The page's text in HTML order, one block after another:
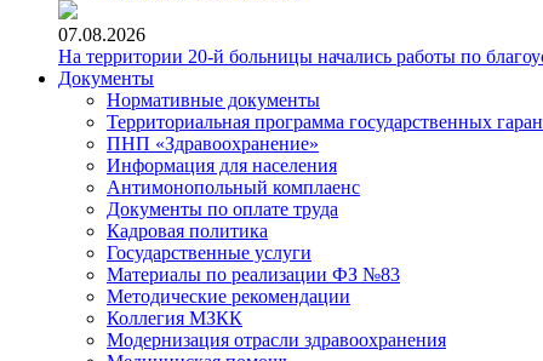
07.08.2026
На территории 20-й больницы начались работы по
Документы
Нормативные документы
Территориальная программа государственных
ПНП «Здравоохранение»
Информация для населения
Антимонопольный комплаенс
Документы по оплате труда
Кадровая политика
Государственные услуги
Материалы по реализации ФЗ №83
Методические рекомендации
Коллегия МЗКК
Модернизация отрасли здравоохранения